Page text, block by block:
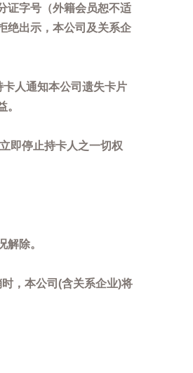
证字号（外籍会员恕不适
绝出示，本公司及关系企
人通知本公司遗失卡片
即停止持卡人之一切权
除。
，本公司(含关系企业)将